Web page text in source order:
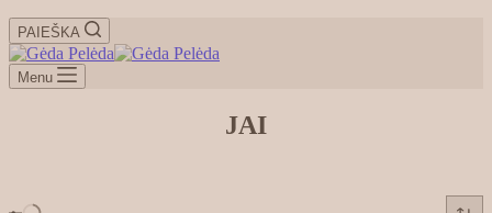
PAIEŠKA
Menu
JAI